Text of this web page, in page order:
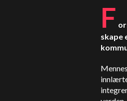
F
skape